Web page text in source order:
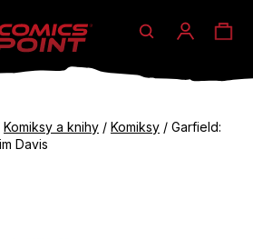
Hledat
Komiksy a knihy / Komiksy / Garfield:
Davis